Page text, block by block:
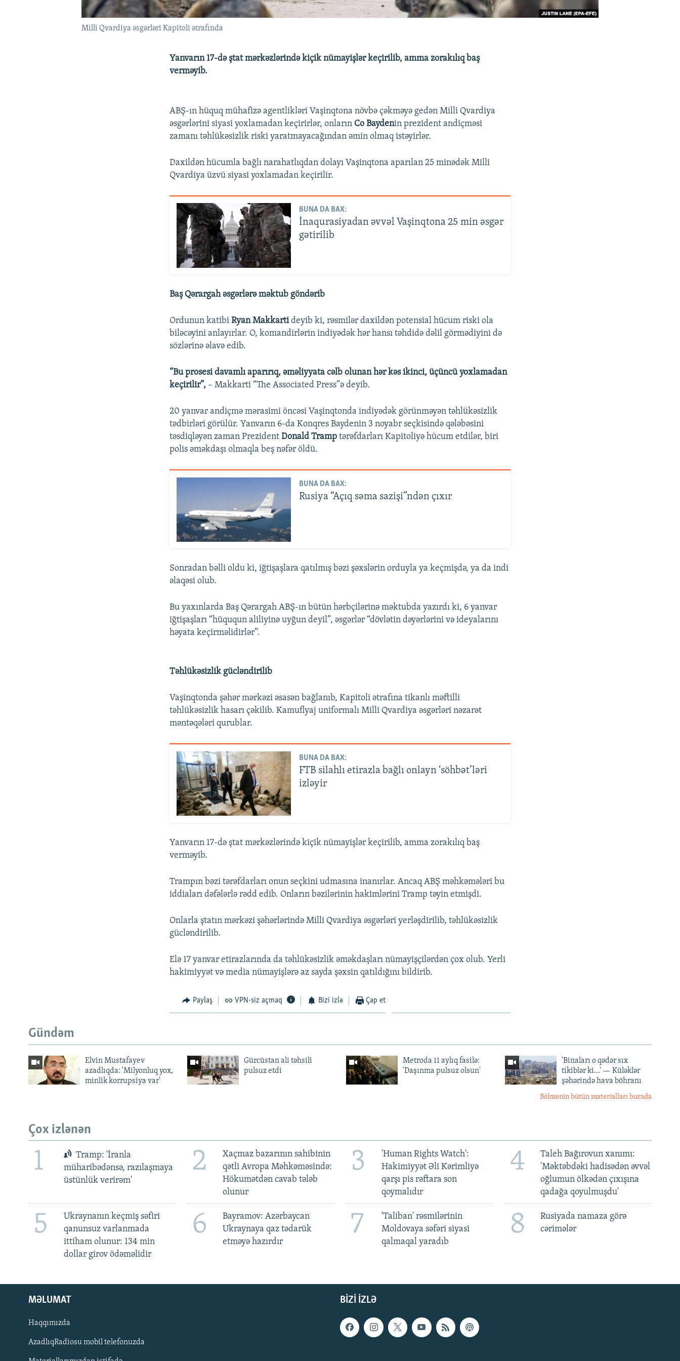
Milli Qvardiya əsgərləri Kapitoli ətrafında
Yanvarın 17-də ştat mərkəzlərində kiçik nümayişlər keçirilib, amma zorakılıq baş
verməyib.
ABŞ-ın hüquq mühafizə agentlikləri Vaşinqtona növbə çəkməyə gedən Milli Qvardiya
əsgərlərini siyasi yoxlamadan keçirirlər, onların Co Baydenin prezident andiçməsi
zamanı təhlükəsizlik riski yaratmayacağından əmin olmaq istəyirlər.
Daxildən hücumla bağlı narahatlıqdan dolayı Vaşinqtona aparılan 25 minədək Milli
Qvardiya üzvü siyasi yoxlamadan keçirilir.
BUNA DA BAX:
İnaqurasiyadan əvvəl Vaşinqtona 25 min əsgər
gətirilib
Baş Qərargah əsgərlərə məktub göndərib
Ordunun katibiRyan Makkartideyib ki, rəsmilər daxildən potensial hücum riski ola
biləcəyini anlayırlar. O, komandirlərin indiyədək hər hansı təhdidə dəlil görmədiyini də
sözlərinə əlavə edib.
“Bu prosesi davamlı aparırıq, əməliyyata cəlb olunan hər kəs ikinci, üçüncü yoxlamadan
keçirilir”, – Makkarti “The Associated Press”ə deyib.
20 yanvar andiçmə mərasimi öncəsi Vaşinqtonda indiyədək görünməyən təhlükəsizlik
tədbirləri görülür. Yanvarın 6-da Konqres Baydenin 3 noyabr seçkisində qələbəsini
təsdiqləyən zaman PrezidentDonald Tramptərəfdarları Kapitoliyə hücum etdilər, biri
polis əməkdaşı olmaqla beş nəfər öldü.
BUNA DA BAX:
Rusiya “Açıq səma sazişi”ndən çıxır
Sonradan bəlli oldu ki, iğtişaşlara qatılmış bəzi şəxslərin orduyla ya keçmişdə, ya da indi
əlaqəsi olub.
Bu yaxınlarda Baş Qərargah ABŞ-ın bütün hərbçilərinə məktubda yazırdı ki, 6 yanvar
iğtişaşları “hüququn aliliyinə uyğun deyil”, əsgərlər “dövlətin dəyərlərini və ideyalarını
həyata keçirməlidirlər”.
Təhlükəsizlik gücləndirilib
Vaşinqtonda şəhər mərkəzi əsasən bağlanıb, Kapitoli ətrafına tikanlı məftilli
təhlükəsizlik hasarı çəkilib. Kamuflyaj uniformalı Milli Qvardiya əsgərləri nəzarət
məntəqələri qurublar.
BUNA DA BAX:
FTB silahlı etirazla bağlı onlayn ‘söhbət’ləri
izləyir
Yanvarın 17-də ştat mərkəzlərində kiçik nümayişlər keçirilib, amma zorakılıq baş
verməyib.
Trampın bəzi tərəfdarları onun seçkini udmasına inanırlar. Ancaq ABŞ məhkəmələri bu
iddiaları dəfələrlə rədd edib. Onların bəzilərinin hakimlərini Tramp təyin etmişdi.
Onlarla ştatın mərkəzi şəhərlərində Milli Qvardiya əsgərləri yerləşdirilib, təhlükəsizlik
gücləndirilib.
Elə 17 yanvar etirazlarında da təhlükəsizlik əməkdaşları nümayişçilərdən çox olub. Yerli
hakimiyyət və media nümayişlərə az sayda şəxsin qatıldığını bildirib.
Paylaş VPN-siz açmaq Bizi izlə Çap et
Gündəm
Elvin Mustafayev
azadlıqda: 'Milyonluq yox,
minlik korrupsiya var'
Gürcüstan ali təhsili
pulsuz etdi
Metroda 11 aylıq fasilə:
'Daşınma pulsuz olsun'
'Binaları o qədər sıx
tikiblər ki...' — Küləklər
şəhərində hava böhranı
Bölmənin bütün materialları burada
Çox izlənən
1
Tramp: 'İranla
müharibədənsə, razılaşmaya
üstünlük verirəm'
2
Xaçmaz bazarının sahibinin
qətli Avropa Məhkəməsində:
Hökumətdən cavab tələb
olunur
3
'Human Rights Watch':
Hakimiyyət Əli Kərimliyə
qarşı pis rəftara son
qoymalıdır
4
Taleh Bağırovun xanımı:
'Məktəbdəki hadisədən əvvəl
oğlumun ölkədən çıxışına
qadağa qoyulmuşdu'
5
Ukraynanın keçmiş səfiri
qanunsuz varlanmada
ittiham olunur: 134 min
dollar girov ödəməlidir
6
Bayramov: Azərbaycan
Ukraynaya qaz tədarük
etməyə hazırdır
7
'Taliban' rəsmilərinin
Moldovaya səfəri siyasi
qalmaqal yaradıb
8
Rusiyada namaza görə
cərimələr
BIZI IZLƏ
MƏLUMAT
Haqqımızda
AzadlıqRadiosu mobil telefonuzda